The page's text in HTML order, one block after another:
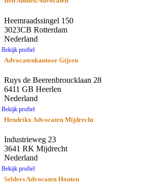
Heemraadssingel 150
3023CB Rotterdam
Nederland
Bekijk profiel
Advocatenkantoor Gijzen
Ruys de Beerenbroucklaan 28
6411 GB Heerlen
Nederland
Bekijk profiel
Hendrikx Advocaten Mijdrecht
Industrieweg 23
3641 RK Mijdrecht
Nederland
Bekijk profiel
Selders Advocaten Houten